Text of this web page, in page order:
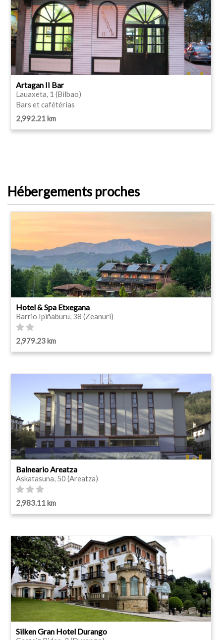
Artagan II Bar
Lauaxeta, 1 (Bilbao)
Bars et cafétérias
2,992.21 km
Hébergements proches
Hotel & Spa Etxegana
Barrio Ipiñaburu, 38 (Zeanuri)
2,979.23 km
Balneario Areatza
Askatasuna, 50 (Areatza)
2,983.11 km
Silken Gran Hotel Durango